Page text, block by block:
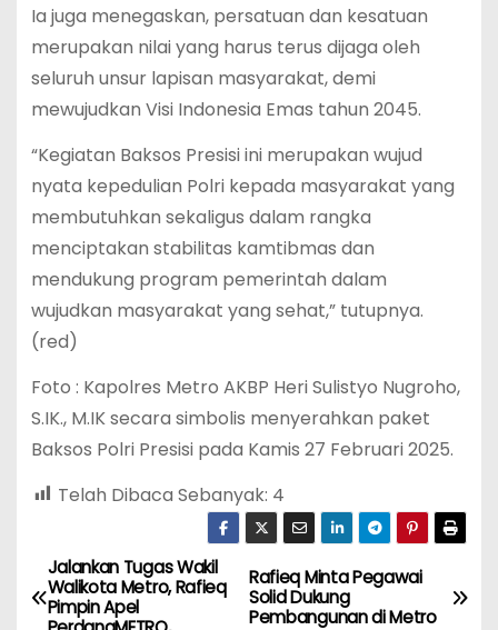
Ia juga menegaskan, persatuan dan kesatuan
merupakan nilai yang harus terus dijaga oleh
seluruh unsur lapisan masyarakat, demi
mewujudkan Visi Indonesia Emas tahun 2045.
“Kegiatan Baksos Presisi ini merupakan wujud
nyata kepedulian Polri kepada masyarakat yang
membutuhkan sekaligus dalam rangka
menciptakan stabilitas kamtibmas dan
mendukung program pemerintah dalam
wujudkan masyarakat yang sehat,” tutupnya.
(red)
Foto : Kapolres Metro AKBP Heri Sulistyo Nugroho,
S.IK., M.IK secara simbolis menyerahkan paket
Baksos Polri Presisi pada Kamis 27 Februari 2025.
Telah Dibaca Sebanyak: 4
N
Rafieq Minta Pegawai
Solid Dukung
Pembangunan di Metro
Jalankan Tugas Wakil
Walikota Metro, Rafieq
Pimpin Apel